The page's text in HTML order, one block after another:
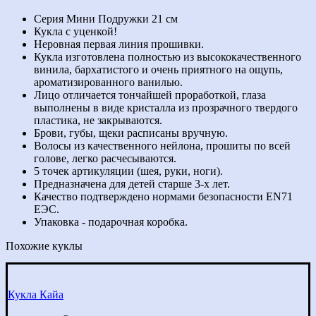
НоэлияСерия Мини Подружки 21 см
Кукла с уценкой!
Неровная первая линия прошивки.
Кукла изготовлена полностью из высококачественного
винила, бархатистого и очень приятного на ощупь,
ароматизированного ванилью.
Лицо отличается тончайшей проработкой, глаза
выполнены в виде кристалла из прозрачного твердого
пластика, не закрываются.
Брови, губы, щеки расписаны вручную.
Волосы из качественного нейлона, прошиты по всей
голове, легко расчесываются.
5 точек артикуляции (шея, руки, ноги).
Предназначена для детей старше 3-х лет.
Качество подтверждено нормами безопасности EN71
ЕЭС.
Упаковка - подарочная коробка.
Похожие куклы
Кукла Кайа